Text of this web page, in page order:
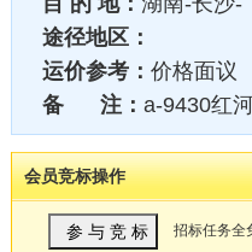
途径地区：
运价参考： 价格面议
备 注： a-9430红
会员竞标操作
招标任务全